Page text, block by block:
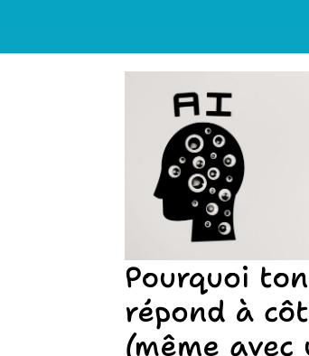
Pourquoi
répond à
(même avec